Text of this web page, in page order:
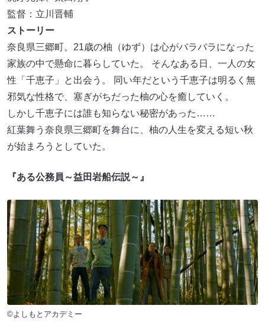
監督：立川晋輔
ストーリー
奈良県三郷町。21歳の柚（ゆず）は心がバラバラになった
家族の中で懸命に暮らしていた。 そんなある日、一人の女
性「千恵子」と出会う。 同い年だという千恵子は明るく無
邪気な性格で、塞ぎがちだった柚の心を癒していく。
しかし千恵子には誰も知らない秘密があった……
紅葉舞う奈良県三郷町を舞台に、柚の人生を変える短い秋
が始まろうとしていた。
『ある公務員～益田岩船伝説～』
©よしもとアカデミー